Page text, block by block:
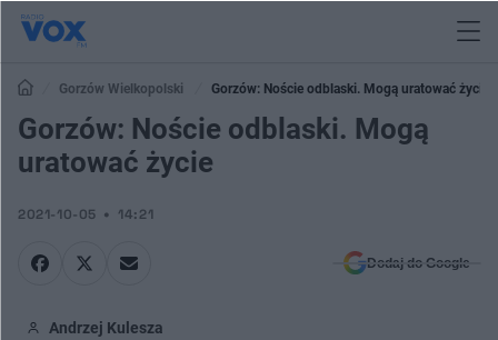
Gorzów Wielkopolski Gorzów: Noście odblaski. Mogą uratować życie
Gorzów: Noście odblaski. Mogą
uratować życie
2021-10-05 14:21
Dodaj do Google
Andrzej Kulesza